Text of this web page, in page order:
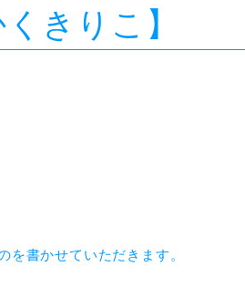
きりこ】
書かせていただきます。